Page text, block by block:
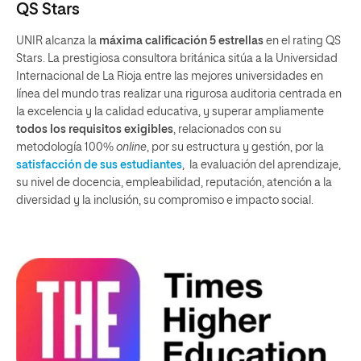
QS Stars
UNIR alcanza la máxima calificación 5 estrellas en el rating QS
Stars. La prestigiosa consultora británica sitúa a la Universidad
Internacional de La Rioja entre las mejores universidades en
línea del mundo tras realizar una rigurosa auditoria centrada en
la excelencia y la calidad educativa, y superar ampliamente
todos los requisitos exigibles, relacionados con su
metodología 100% online, por su estructura y gestión, por la
satisfacción de sus estudiantes, la evaluación del aprendizaje,
su nivel de docencia, empleabilidad, reputación, atención a la
diversidad y la inclusión, su compromiso e impacto social.